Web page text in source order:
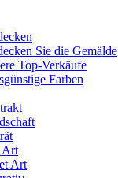
Sie die Gemälde
Top-Verkäufe
Farben
Art
Art